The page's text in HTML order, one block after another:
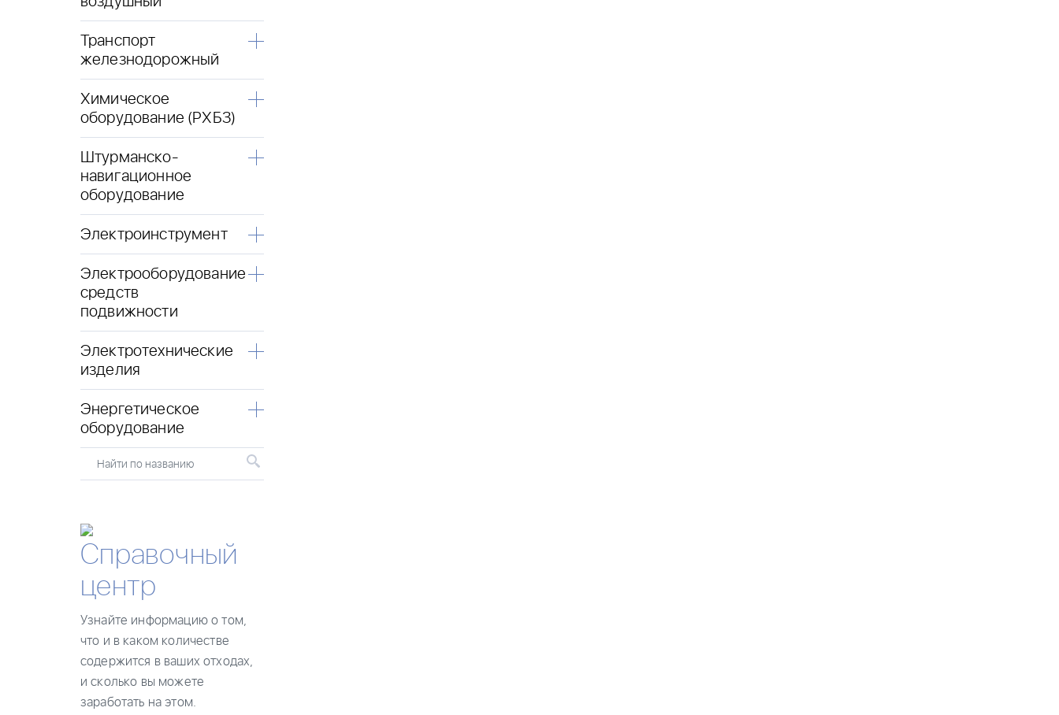
Транспорт
железнодорожный
Химическое
оборудование (РХБЗ)
Штурманско-
навигационное
оборудование
Электроинструмент
Электрооборудование
средств
подвижности
Электротехнические
изделия
Энергетическое
оборудование
Найти по названию
Справочный
центр
Узнайте информацию о том,
что и в каком количестве
содержится в ваших отходах,
и сколько вы можете
заработать на этом.